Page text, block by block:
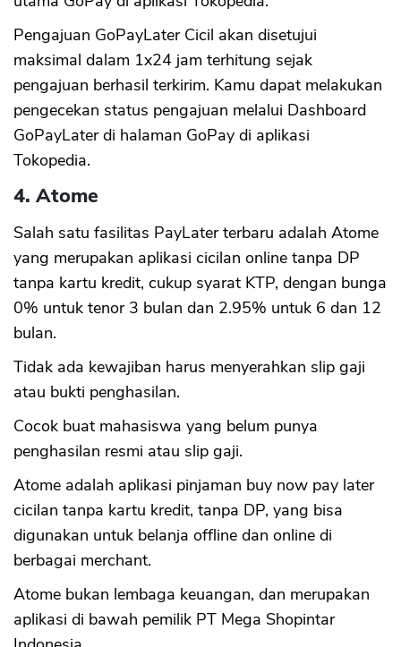
Pengajuan GoPayLater Cicil akan disetujui
maksimal dalam 1x24 jam terhitung sejak
pengajuan berhasil terkirim. Kamu dapat melakukan
pengecekan status pengajuan melalui Dashboard
GoPayLater di halaman GoPay di aplikasi
Tokopedia.
4. Atome
Salah satu fasilitas PayLater terbaru adalah Atome
yang merupakan aplikasi cicilan online tanpa DP
tanpa kartu kredit, cukup syarat KTP, dengan bunga
0% untuk tenor 3 bulan dan 2.95% untuk 6 dan 12
bulan.
Tidak ada kewajiban harus menyerahkan slip gaji
atau bukti penghasilan.
Cocok buat mahasiswa yang belum punya
penghasilan resmi atau slip gaji.
Atome adalah aplikasi pinjaman buy now pay later
cicilan tanpa kartu kredit, tanpa DP, yang bisa
digunakan untuk belanja offline dan online di
berbagai merchant.
Atome bukan lembaga keuangan, dan merupakan
aplikasi di bawah pemilik PT Mega Shopintar
OK
CANCEL